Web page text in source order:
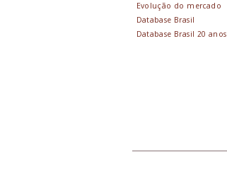
Evolução do mercado
Database Brasil
Database Brasil 20 anos